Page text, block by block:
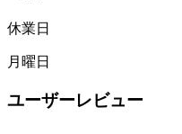
休業日
月曜日
ユーザーレビュー